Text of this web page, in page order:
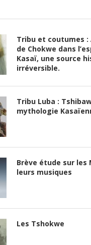
Tribu et coutumes :
de Chokwe dans
Kasaï, une source
irréversible.
Tribu Luba :
mythologie
Brève étude sur les
leurs musiques
Les Tshokwe